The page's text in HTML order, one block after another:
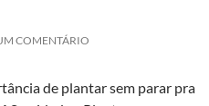
COMENTÁRIO
de plantar sem parar pra